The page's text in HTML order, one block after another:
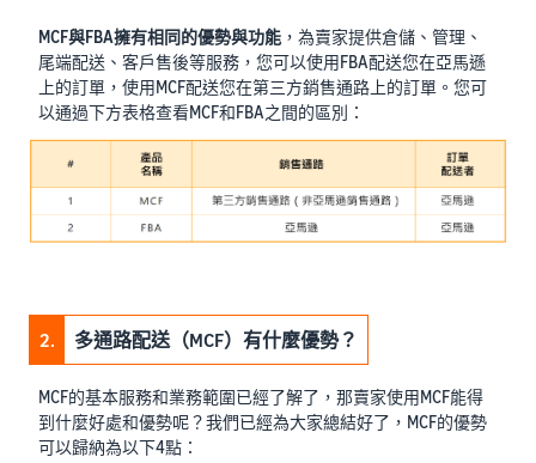
MCF與FBA擁有相同的優勢與功能 ，為賣家提供倉儲、管理、
尾端配送、客戶售後等服務，您可以使用FBA配送您在亞馬遜
上的訂單，使用MCF配送您在第三方銷售通路上的訂單。您可
以通過下方表格查看MCF和FBA之間的區別：
2. 多通路配送（MCF）有什麼優勢？
MCF的基本服務和業務範圍已經了解了，那賣家使用MCF能得
到什麼好處和優勢呢？我們已經為大家總結好了，MCF的優勢
可以歸納為以下4點：